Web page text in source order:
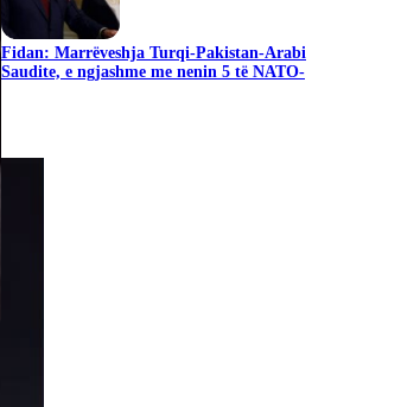
Fidan: Marrëveshja Turqi-Pakistan-Arabi
Saudite, e ngjashme me nenin 5 të NATO-